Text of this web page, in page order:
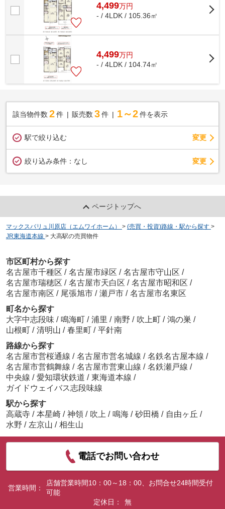
4,499万円
- / 4LDK / 105.36㎡
4,499万円
- / 4LDK / 104.74㎡
該当物件数 2件 販売数 3 件 1～2 件を表示
駅で絞り込む 変更
絞り込み条件： なし 変更
ページトップへ
マックスバリュ川原店（エムワイホーム） > (売買・投資)路線・駅から探す >
JR東海道本線 > 大高駅の売買物件
市区町村から探す
名古屋市千種区 / 名古屋市緑区 / 名古屋市守山区 /
名古屋市瑞穂区 / 名古屋市天白区 / 名古屋市昭和区 /
名古屋市南区 / 尾張旭市 / 瀬戸市 / 名古屋市名東区
町名から探す
大字中志段味 / 鳴海町 / 浦里 / 南野 / 吹上町 / 鴻の巣 /
山根町 / 清明山 / 春里町 / 平針南
路線から探す
名古屋市営桜通線 / 名古屋市営名城線 / 名鉄名古屋本線 /
名古屋市営鶴舞線 / 名古屋市営東山線 / 名鉄瀬戸線 /
中央線 / 愛知環状鉄道 / 東海道本線 /
ガイドウェイバス志段味線
駅から探す
高蔵寺 / 本星崎 / 神領 / 吹上 / 鳴海 / 砂田橋 / 自由ヶ丘 /
水野 / 左京山 / 相生山
電話でお問い合わせ
営業時間：
店舗営業時間10：00～18：00、お問合せ24時間受付
可能
定休日：
無